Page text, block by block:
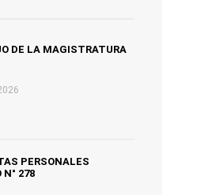
DE LA MAGISTRATURA
PERSONALES
N° 278